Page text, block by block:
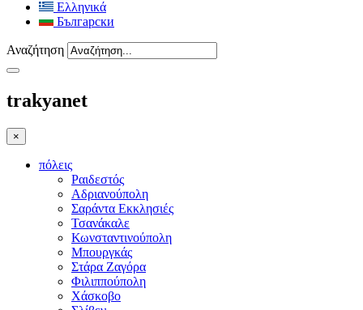
Ελληνικά
Български
Αναζήτηση
trakyanet
×
πόλεις
Ραιδεστός
Αδριανούπολη
Σαράντα Εκκλησιές
Τσανάκαλε
Κωνσταντινούπολη
Μπουργκάς
Στάρα Ζαγόρα
Φιλιππούπολη
Χάσκοβο